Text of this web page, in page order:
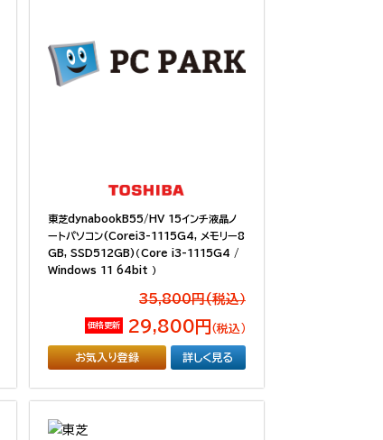
東芝dynabookB55/HV 15インチ液晶ノ
ートパソコン(Corei3-1115G4, メモリー8
GB, SSD512GB)（Core i3-1115G4 /
Windows 11 64bit ）
35,800円(税込）
価格更新 29,800円 （税込）
お気入り登録 詳しく見る